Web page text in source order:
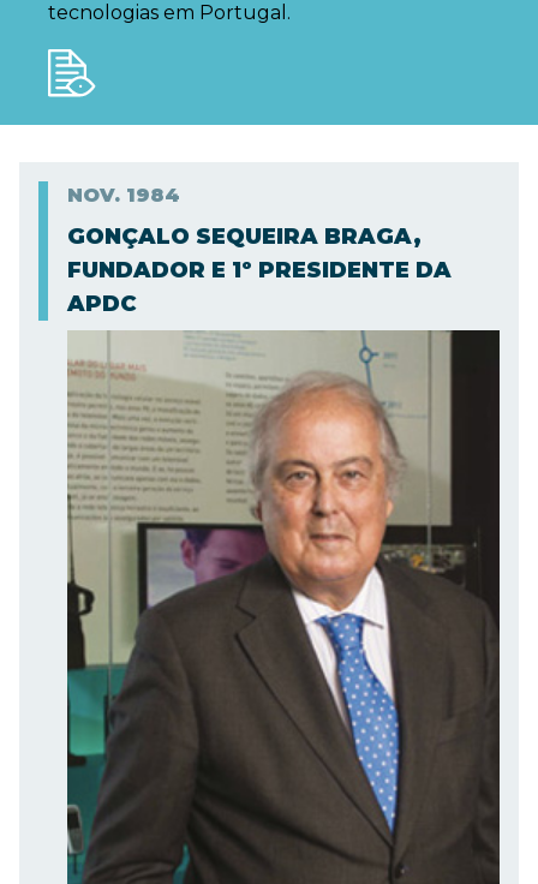
tecnologias em Portugal.
NOV. 1984
GONÇALO SEQUEIRA BRAGA,
FUNDADOR E 1º PRESIDENTE DA
APDC